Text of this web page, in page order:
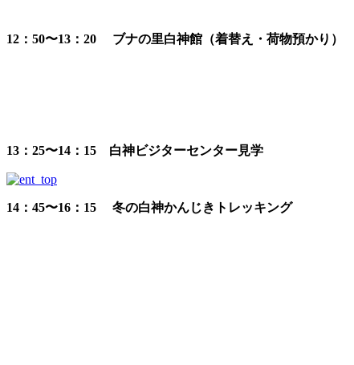
12：50〜13：20 ブナの里白神館（着替え・荷物預かり）
13：25〜14：15 白神ビジターセンター見学
14：45〜16：15 冬の白神かんじきトレッキング